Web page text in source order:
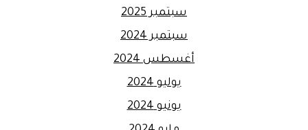
سبتمبر 2025
سبتمبر 2024
أغسطس 2024
يوليو 2024
يونيو 2024